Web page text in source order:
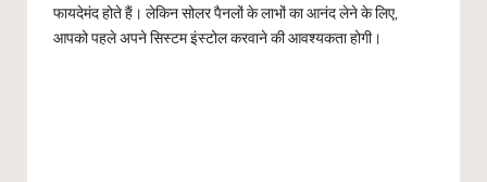
फायदेमंद होते हैं। लेकिन सोलर पैनलों के लाभों का आनंद लेने के लिए,
आपको पहले अपने सिस्टम इंस्टोल करवाने की आवश्यकता होगी।